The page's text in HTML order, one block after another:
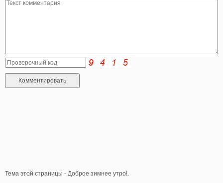
Тема этой страницы - Доброе зимнее утро!.